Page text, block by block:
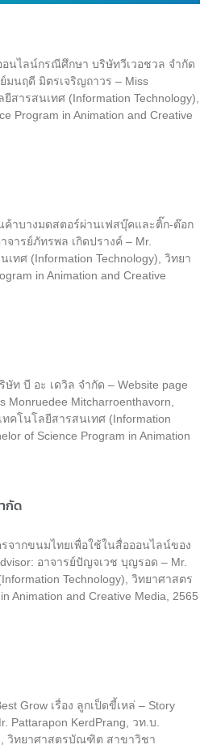
นไลน์กรณีศึกษา บริษัทวีเวอชวล จำกัด
มนฤดี มิตรเจริญถาวร – Miss
สารสนเทศ (Information Technology),
in Animation and Creative
ค้าบางมดสตอร์ผ่านเฟสบุ๊คและติ๊ก-ต๊อก
จารย์ภัทรพล เกิดปรางค์ – Mr.
ทศ (Information Technology), วิทยา
in Animation and Creative
ท บี อะ เดวิล จำกัด – Website page
Monruedee Mitcharroenthavorn,
คโนโลยีสารสนเทศ (Information
of Science Program in Animation
กัด
จากขนมไทยเพื่อใช้ในสื่อออนไลน์ของ
อาจารย์ปัญจเวช บุญรอด – Mr.
Technology), วิทยาศาสตร
and Creative Media, 2565
Grow เรื่อง ลูกเป็ดขี้เหล่ – Story
Pattarapon KerdPrang, วท.บ.
วิทยาศาสตรบัณฑิต สาขาวิชา